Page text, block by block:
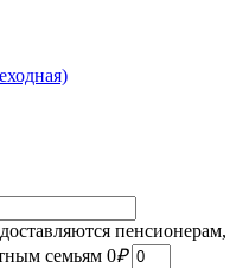
пенсионерам,
семьям 0₽